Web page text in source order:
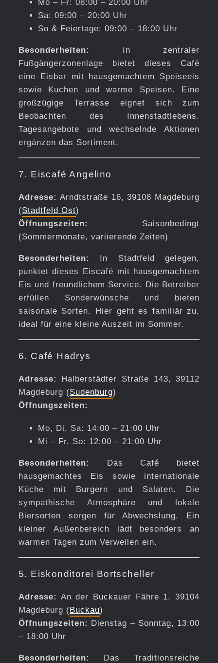
Mo – Fr: 08:00 – 20:00 Uhr
Sa: 09:00 – 20:00 Uhr
So & Feiertage: 09:00 – 18:00 Uhr
Besonderheiten:
In zentraler
Fußgängerzonenlage bietet dieses Café
eine Eisbar mit hausgemachtem Speiseeis
sowie Kuchen und warme Speisen. Eine
großzügige Terrasse eignet sich zum
Beobachten des Innenstadtlebens.
Tagesangebote und wechselnde Aktionen
ergänzen das Sortiment.
7. Eiscafé Angelino
Adresse: Arndtstraße 16, 39108 Magdeburg
(Stadtfeld Ost)
Öffnungszeiten:
Saisonbedingt
(Sommermonate, variierende Zeiten)
Besonderheiten:
In Stadtfeld gelegen,
punktet dieses Eiscafé mit hausgemachtem
Eis und freundlichem Service. Die Betreiber
erfüllen Sonderwünsche und bieten
saisonale Sorten. Hier geht es familiär zu,
ideal für eine kleine Auszeit im Sommer.
6. Café Hadrys
Adresse:
Halberstädter Straße 143, 39112
Magdeburg (Sudenburg)
Öffnungszeiten:
Mo, Di, Sa: 14:00 – 21:00 Uhr
Mi – Fr, So: 12:00 – 21:00 Uhr
Besonderheiten:
Das Café bietet
hausgemachtes Eis sowie internationale
Küche mit Burgern und Salaten. Die
sympathische Atmosphäre und lokale
Biersorten sorgen für Abwechslung. Ein
kleiner Außenbereich lädt besonders an
warmen Tagen zum Verweilen ein.
5. Eiskonditorei Bortscheller
Adresse: An der Buckauer Fähre 1, 39104
Magdeburg (Buckau)
Öffnungszeiten: Dienstag – Sonntag, 13:00
– 18:00 Uhr
Besonderheiten:
Das Traditionsreiche